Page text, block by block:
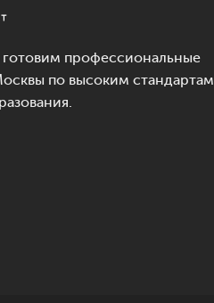
готовим профессиональные
по высоким стандартам